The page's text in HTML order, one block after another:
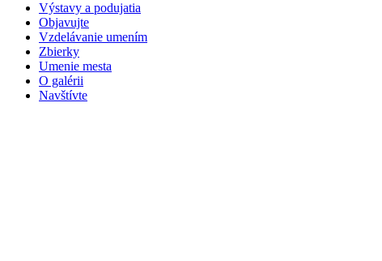
Výstavy a podujatia
Objavujte
Vzdelávanie umením
Zbierky
Umenie mesta
O galérii
Navštívte